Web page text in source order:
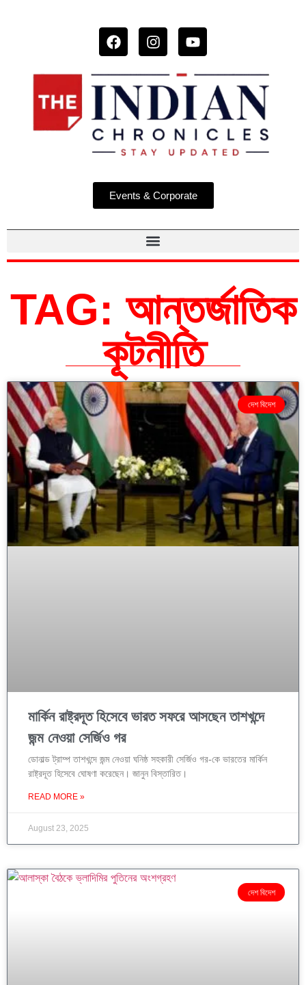
Events & Corporate
TAG: আন্তর্জাতিক
কূটনীতি
দেশ বিদেশ
মার্কিন রাষ্ট্রদূত হিসেবে ভারত সফরে আসছেন তাশখন্দে
জন্ম নেওয়া সের্জিও গর
ডোনাল্ড ট্রাম্প তাশখন্দে জন্ম নেওয়া ঘনিষ্ঠ সহকারী সের্জিও গর-কে ভারতের মার্কিন
রাষ্ট্রদূত হিসেবে ঘোষণা করেছেন। জানুন বিস্তারিত।
READ MORE »
August 23, 2025
দেশ বিদেশ